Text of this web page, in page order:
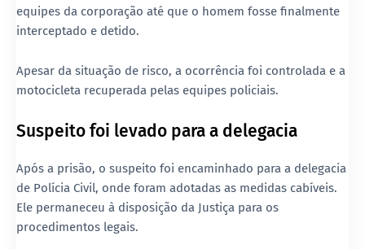
equipes da corporação até que o homem fosse finalmente
interceptado e detido.
Apesar da situação de risco, a ocorrência foi controlada e a
motocicleta recuperada pelas equipes policiais.
Suspeito foi levado para a delegacia
Após a prisão, o suspeito foi encaminhado para a delegacia
de Polícia Civil, onde foram adotadas as medidas cabíveis.
Ele permaneceu à disposição da Justiça para os
procedimentos legais.